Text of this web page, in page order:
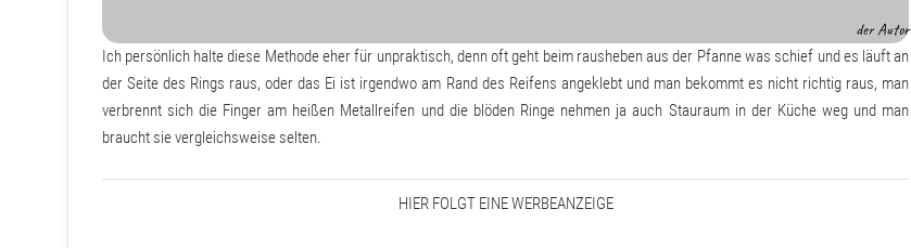
der Autor
Ich persönlich halte diese Methode eher für unpraktisch, denn oft geht beim rausheben aus der Pfanne was schief und es läuft an
der Seite des Rings raus, oder das Ei ist irgendwo am Rand des Reifens angeklebt und man bekommt es nicht richtig raus, man
verbrennt sich die Finger am heißen Metallreifen und die blöden Ringe nehmen ja auch Stauraum in der Küche weg und man
braucht sie vergleichsweise selten.
HIER FOLGT EINE WERBEANZEIGE